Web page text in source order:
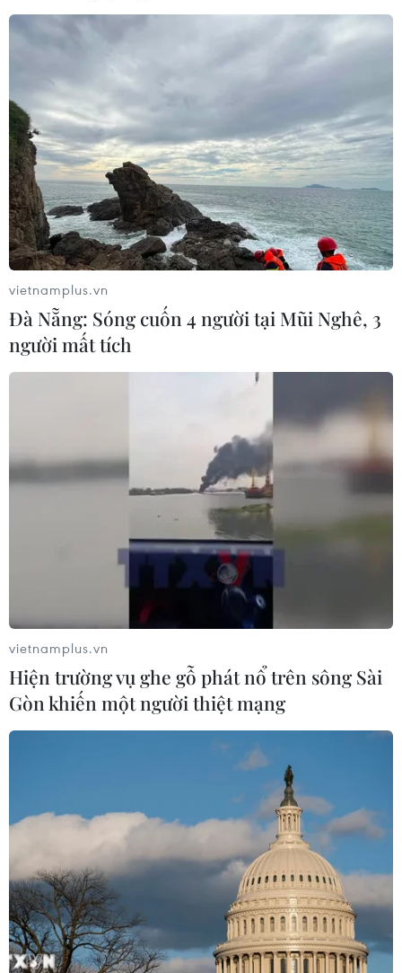
TIN CÙNG CHUYÊN MỤC
Áp thấp nhiệt đới đã suy yếu thành
một vùng áp thấp
08/08/2026 14:19
vietnamplus.vn
Đà Nẵng: Sóng cuốn 4 người tại Mũi Nghê, 3
người mất tích
vietnamplus.vn
Hiện trường vụ ghe gỗ phát nổ trên sông Sài
Gòn khiến một người thiệt mạng